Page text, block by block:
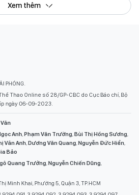
Xem thêm
PHÓNG.
Thao Online số 28/GP-CBC do Cục Báo chí, Bộ
ngày 06-09-2023.
Anh,Phạm Văn Trường,Bùi Thị Hồng Sương,
Vân Anh,Dương Văn Quang,Nguyễn Đức Hiển,
Bảo
Quang Trưởng,Nguyễn Chiến Dũng,
Minh Khai, Phường 5, Quận 3, TP.HCM